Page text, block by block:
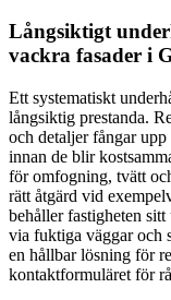
Långsiktigt
vackra fasader i
Ett systematiskt
långsiktig prestanda.
och detaljer fångar
innan de blir
för omfogning, tvätt
rätt åtgärd vid
behåller fastigheten
via fuktiga väggar och
en hållbar lösning för
kontaktformuläret för